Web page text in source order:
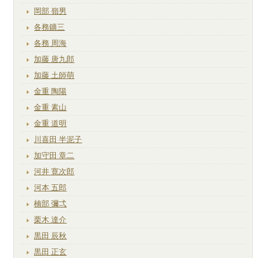
岡部 嶺男
各務鑛三
各務 周海
加藤 唐九郎
加藤 土師萌
金重 陶陽
金重 素山
金重 道明
川喜田 半泥子
加守田 章二
河井 寛次郎
河本 五郎
楠部 彌弌
栗木 達介
黒田 辰秋
黒田 正玄